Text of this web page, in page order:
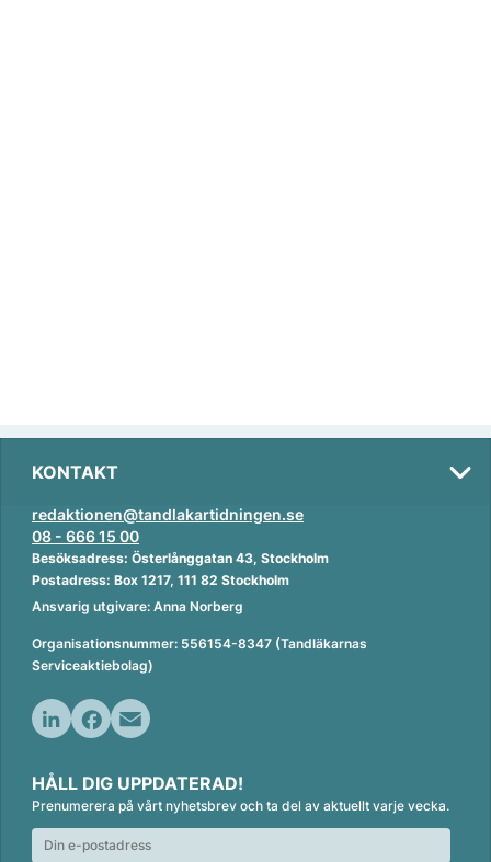
KONTAKT
redaktionen@tandlakartidningen.se
08 - 666 15 00
Besöksadress: Österlånggatan 43, Stockholm
Postadress: Box 1217, 111 82 Stockholm
Ansvarig utgivare: Anna Norberg
Organisationsnummer: 556154-8347 (Tandläkarnas
Serviceaktiebolag)
n
k
e
d
c
e
b
o
a
i
l
HÅLL DIG UPPDATERAD!
Prenumerera på vårt nyhetsbrev och ta del av aktuellt varje vecka.